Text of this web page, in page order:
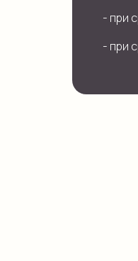
- при
- при